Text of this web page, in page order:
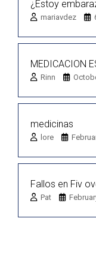
¿Estoy
mariavdez
MEDICACION
Rinn
medicinas
lore
Fallos en Fiv
Pat